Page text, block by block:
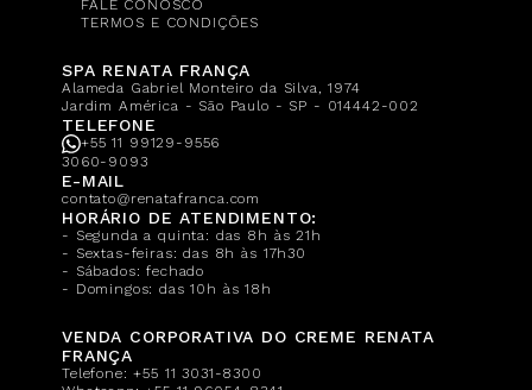
FALE CONOSCO
TERMOS E CONDIÇÕES
SPA RENATA FRANÇA
Alameda Gabriel Monteiro da Silva, 1974
Jardim América - São Paulo - SP - 014442-002
TELEFONE
+55 11 99129-9556
3060-9093
E-MAIL
contato@renatafranca.com
HORÁRIO DE ATENDIMENTO:
- Segunda a quinta: das 8h às 21h
- Sextas-feiras: das 8h às 17h30
- Sábados: fechado
- Domingos: das 10h às 18h
VENDA CORPORATIVA DO CREME RENATA
FRANÇA
Telefone:+55 11 3031-8300